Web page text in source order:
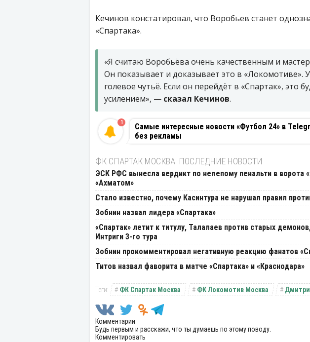
Кечинов констатировал, что Воробьев станет
«Спартака».
«Я считаю Воробьёва очень качественным и
Он показывает и доказывает это в «Локомотиве».
голевое чутьё. Если он перейдёт в «Спартак», это
усилением», — сказал Кечинов.
Самые интересные новости «Футбол 24» в
без рекламы
1
ФК СПАРТАК МОСКВА: ПОСЛЕДНИЕ НОВОСТИ
ЭСК РФС вынесла вердикт по нелепому пенальти в ворота
«Ахматом»
Стало известно, почему Касинтура не нарушал правил
Зобнин назвал лидера «Спартака»
«Спартак» летит к титулу, Талалаев против старых
Интриги 3-го тура
Зобнин прокомментировал негативную реакцию фанатов
Титов назвал фаворита в матче «Спартака» и «Краснодара»
ФК Спартак Москва ФК Локомотив Москва
Комментарии
Будь первым и расскажи, что ты думаешь по этому поводу.
Комментировать